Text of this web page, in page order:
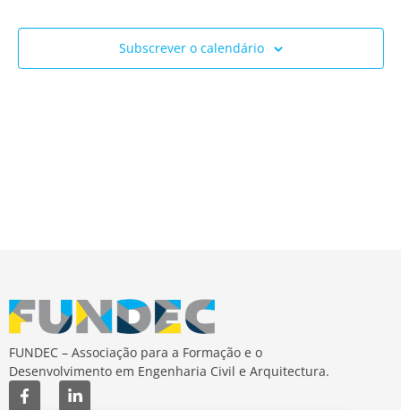
e
de
Subscrever o calendário
FUNDEC – Associação para a Formação e o
Desenvolvimento em Engenharia Civil e Arquitectura.